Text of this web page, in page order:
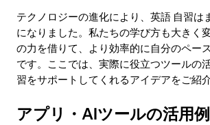
テクノロジーの進化により、英語 自習は
になりました。私たちの学び方も大きく
の力を借りて、より効率的に自分のペー
です。ここでは、実際に役立つツールの
習をサポートしてくれるアイデアをご紹介
アプリ・AIツールの活用例